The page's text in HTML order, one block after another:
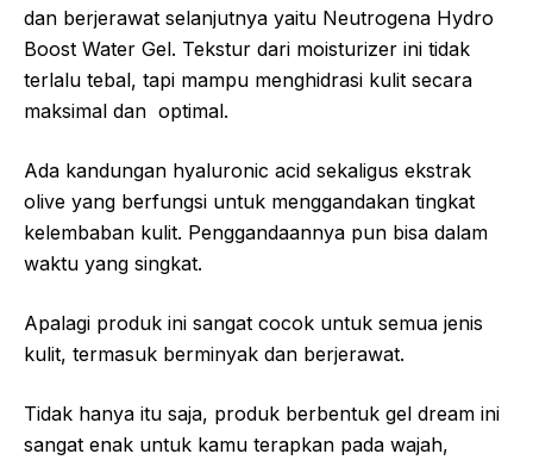
dan berjerawat selanjutnya yaitu Neutrogena Hydro
Boost Water Gel. Tekstur dari moisturizer ini tidak
terlalu tebal, tapi mampu menghidrasi kulit secara
maksimal dan optimal.
Ada kandungan hyaluronic acid sekaligus ekstrak
olive yang berfungsi untuk menggandakan tingkat
kelembaban kulit. Penggandaannya pun bisa dalam
waktu yang singkat.
Apalagi produk ini sangat cocok untuk semua jenis
kulit, termasuk berminyak dan berjerawat.
Tidak hanya itu saja, produk berbentuk gel dream ini
sangat enak untuk kamu terapkan pada wajah,